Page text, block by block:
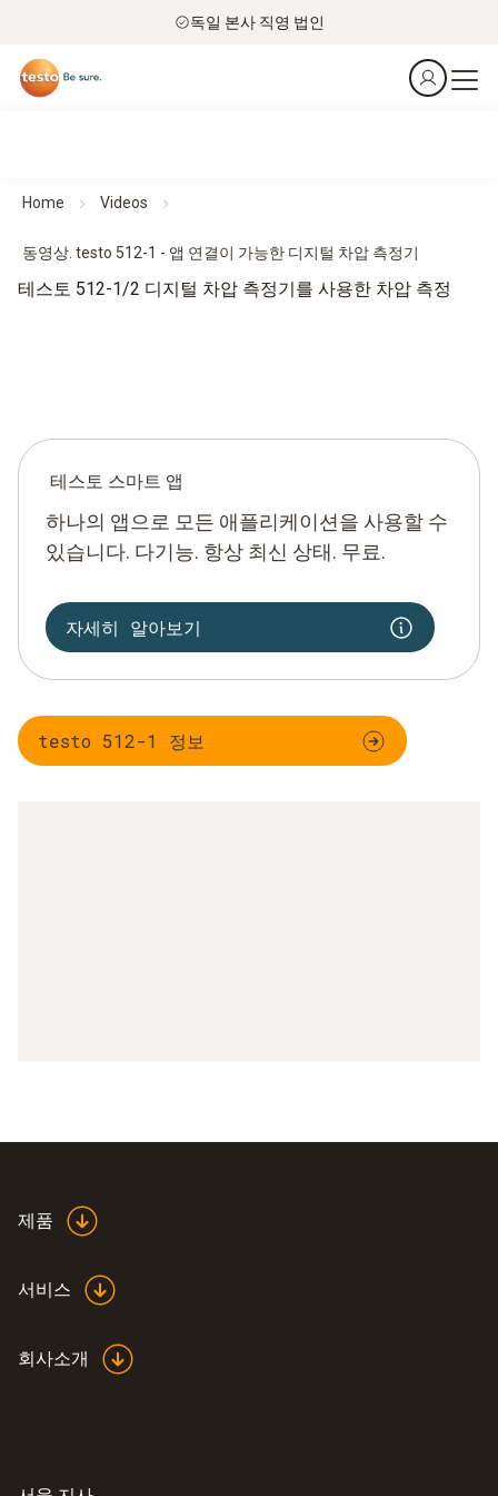
독일 본사 직영 법인
Home Videos
동영상. testo 512-1 - 앱 연결이 가능한 디지털 차압 측정기
테스토 512-1/2 디지털 차압 측정기를 사용한 차압 측정
테스토 스마트 앱
하나의 앱으로 모든 애플리케이션을 사용할 수
있습니다. 다기능. 항상 최신 상태. 무료.
자세히 알아보기
testo 512-1 정보
제품
서비스
회사소개